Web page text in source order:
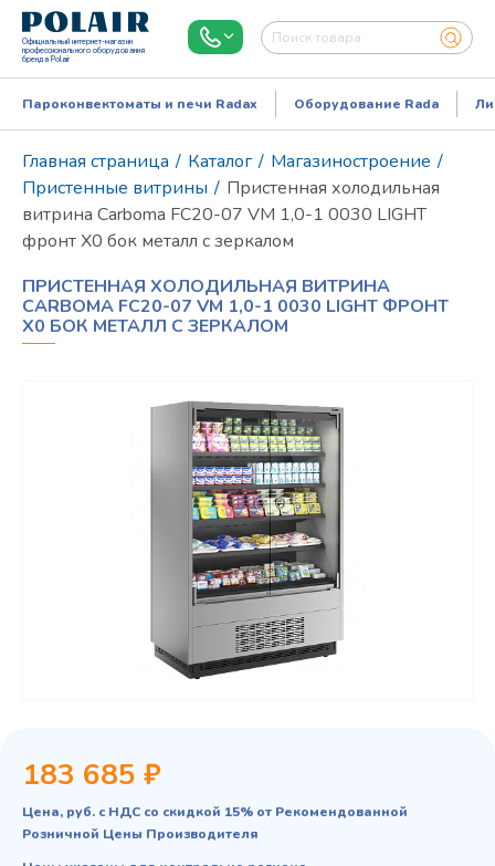
Официальный интернет-магазин
профессионального оборудования
бренда Polair
Пароконвектоматы и печи Radax Оборудование Rada
Главная страница / Каталог / Магазиностроение /
Пристенные витрины / Пристенная холодильная
витрина Carboma FC20-07 VM 1,0-1 0030 LIGHT
фронт X0 бок металл с зеркалом
ПРИСТЕННАЯ ХОЛОДИЛЬНАЯ ВИТРИНА
CARBOMA FC20-07 VM 1,0-1 0030 LIGHT ФРОНТ
X0 БОК МЕТАЛЛ С ЗЕРКАЛОМ
183 685 ₽
Цена, руб. с НДС со скидкой 15% от Рекомендованной
Розничной Цены Производителя